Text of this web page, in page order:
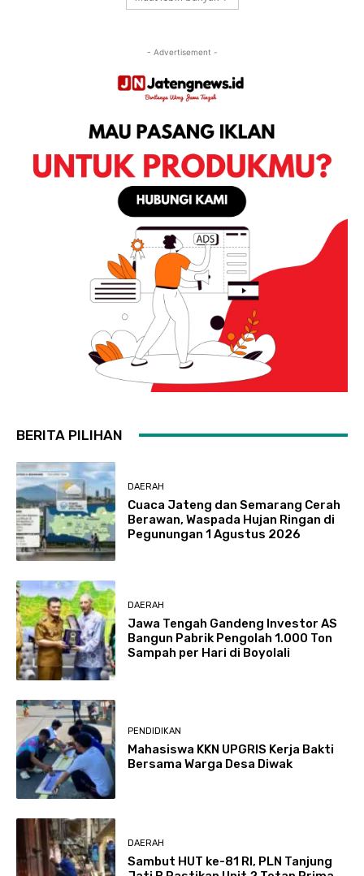
- Advertisement -
BERITA PILIHAN
DAERAH
Cuaca Jateng dan Semarang Cerah
Berawan, Waspada Hujan Ringan di
Pegunungan 1 Agustus 2026
DAERAH
Jawa Tengah Gandeng Investor AS
Bangun Pabrik Pengolah 1.000 Ton
Sampah per Hari di Boyolali
PENDIDIKAN
Mahasiswa KKN UPGRIS Kerja Bakti
Bersama Warga Desa Diwak
DAERAH
Sambut HUT ke-81 RI, PLN Tanjung